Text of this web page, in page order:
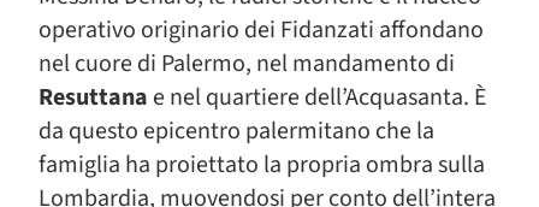
operativo originario dei Fidanzati affondano
nel cuore di Palermo, nel mandamento di
Resuttana e nel quartiere dell’Acquasanta. È
da questo epicentro palermitano che la
famiglia ha proiettato la propria ombra sulla
Lombardia, muovendosi per conto dell’intera